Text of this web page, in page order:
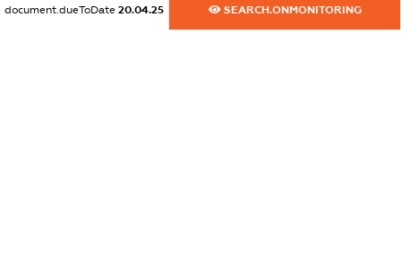
XXXXXXXXXX
document.dueToDate 20.04.25 SEARCH.ONMONITORING